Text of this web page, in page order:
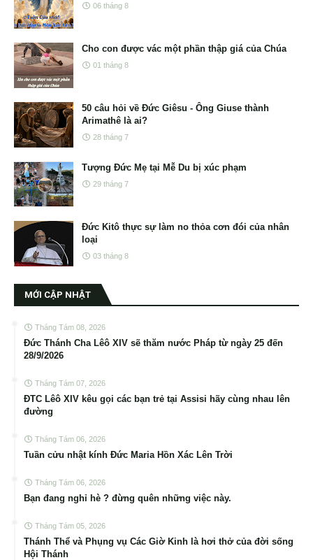
06 tháng 8
Cho con được vác một phần thập giá của Chúa
01 tháng 8
50 câu hỏi về Đức Giêsu - Ông Giuse thành
Arimathê là ai?
28 tháng 7
Tượng Đức Mẹ tại Mễ Du bị xúc phạm
29 tháng 7
Đức Kitô thực sự làm no thỏa cơn đói của nhân
loại
03 tháng 8
MỚI CẬP NHẬT
Tháng Tám 08, 2026
Đức Thánh Cha Lêô XIV sẽ thăm nước Pháp từ ngày 25 đến
28/9/2026
Tháng Tám 07, 2026
ĐTC Lêô XIV kêu gọi các bạn trẻ tại Assisi hãy cùng nhau lên
đường
Tháng Tám 06, 2026
Tuần cửu nhật kính Đức Maria Hồn Xác Lên Trời
Tháng Tám 06, 2026
Bạn đang nghỉ hè ? đừng quên những việc này.
Tháng Tám 05, 2026
Thánh Thể và Phụng vụ Các Giờ Kinh là hơi thở của đời sống
Hội Thánh